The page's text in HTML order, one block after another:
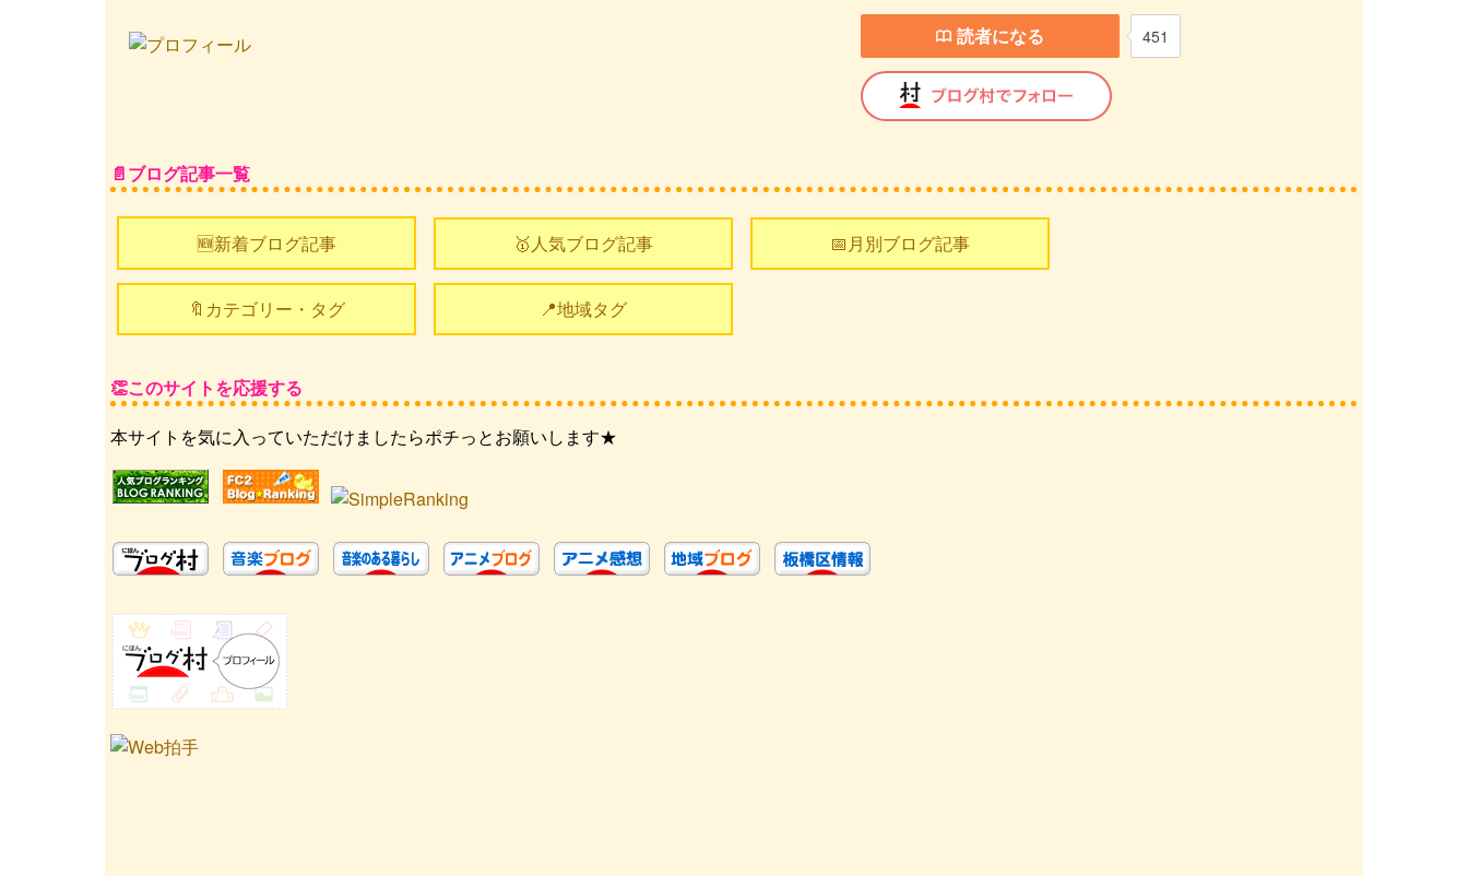
読者になる 451
ブログ記事一覧
🆕新着ブログ記事 🥇人気ブログ記事 📅月別ブログ記事
🔖カテゴリー・タグ 📍地域タグ
このサイトを応援する
本サイトを気に入っていただけましたらポチっとお願いします★